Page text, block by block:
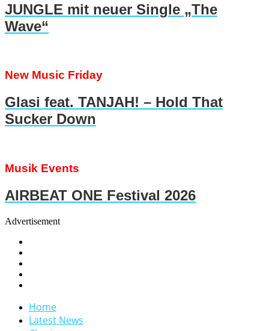
JUNGLE mit neuer Single „The
Wave“
New Music Friday
Glasi feat. TANJAH! – Hold That
Sucker Down
Musik Events
AIRBEAT ONE Festival 2026
Advertisement
Home
Latest News